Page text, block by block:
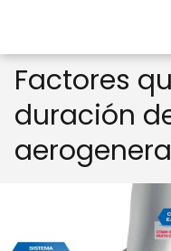
Factores
duración